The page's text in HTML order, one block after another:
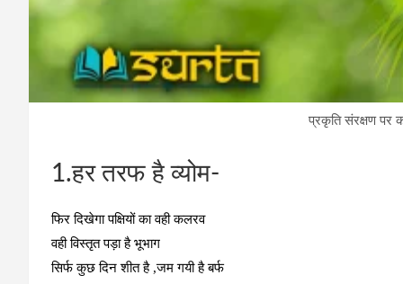
प्रकृति संरक्षण पर
1.हर तरफ है व्योम-
फिर दिखेगा पक्षियों का वही कलरव
वही विस्तृत पड़ा है भूभाग
सिर्फ कुछ दिन शीत है ,जम गयी है बर्फ